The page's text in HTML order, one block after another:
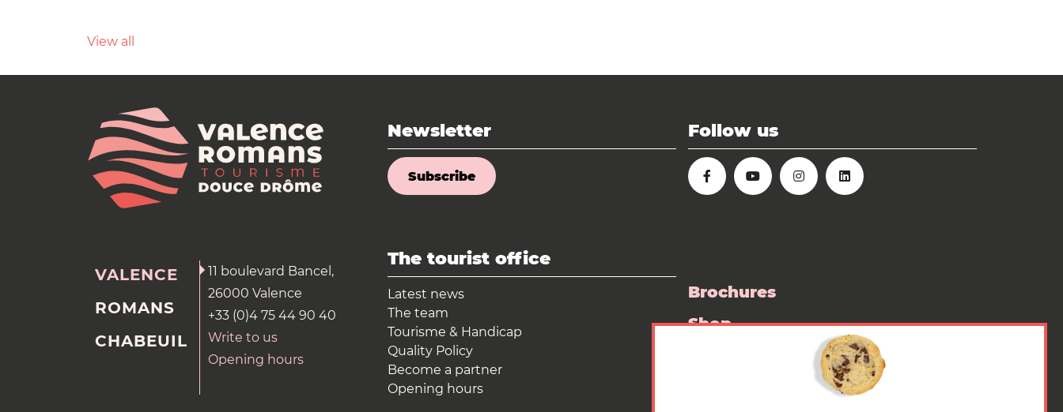
View all
Newsletter
Subscribe
Follow us
VALENCE
ROMANS
CHABEUIL
11 boulevard Bancel,
26000 Valence
+33 (0)4 75 44 90 40
Write to us
Opening hours
The tourist office
Latest news
The team
Tourisme & Handicap
Quality Policy
Become a partner
Opening hours
Brochures
Shop